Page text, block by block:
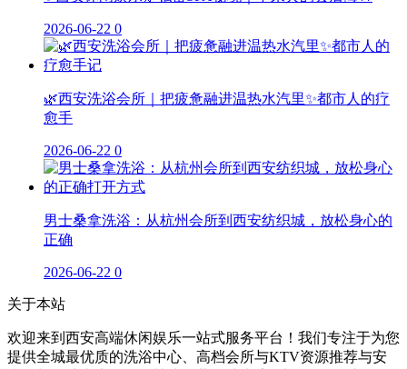
2026-06-22 0
🌿西安洗浴会所｜把疲惫融进温热水汽里✨都市人的疗
愈手
2026-06-22 0
男士桑拿洗浴：从杭州会所到西安纺织城，放松身心的
正确
2026-06-22 0
关于本站
欢迎来到西安高端休闲娱乐一站式服务平台！我们专注于为您
提供全城最优质的洗浴中心、高档会所与KTV资源推荐与安